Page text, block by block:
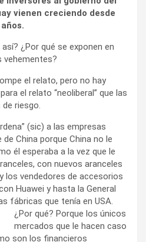
vienen creciendo desde
¿Por qué se exponen en
vehementes?
el relato, pero no hay
el relato “neoliberal” que las
riesgo.
(sic) a las empresas
China porque China no le
él esperaba a la vez que le
con nuevos aranceles
los vendedores de accesorios
Huawei y hasta la General
fábricas que tenía en USA.
¿Por qué? Porque los únicos
mercados que le hacen caso
son los financieros